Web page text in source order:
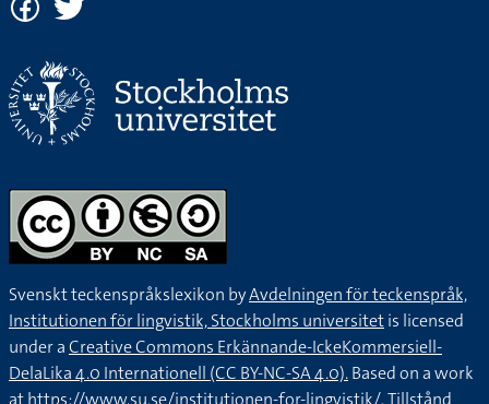
Svenskt teckenspråkslexikon byAvdelningen för teckenspråk,
Institutionen för lingvistik, Stockholms universitetis licensed
under aCreative Commons Erkännande-IckeKommersiell-
DelaLika 4.0 Internationell (CC BY-NC-SA 4.0).Based on a work
athttps://www.su.se/institutionen-for-lingvistik/. Tillstånd